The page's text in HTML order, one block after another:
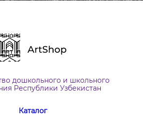
дошкольного и школьного
Республики Узбекистан
Каталог